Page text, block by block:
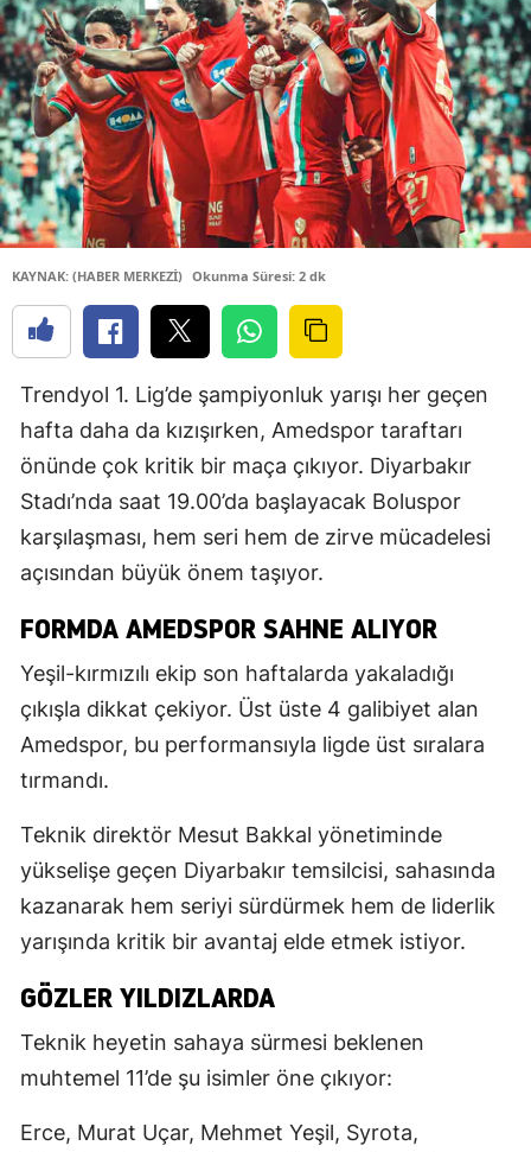
KAYNAK: (HABER MERKEZİ) Okunma Süresi: 2 dk
Trendyol 1. Lig’de şampiyonluk yarışı her geçen
hafta daha da kızışırken, Amedspor taraftarı
önünde çok kritik bir maça çıkıyor. Diyarbakır
Stadı’nda saat 19.00’da başlayacak Boluspor
karşılaşması, hem seri hem de zirve mücadelesi
açısından büyük önem taşıyor.
FORMDA AMEDSPOR SAHNE ALIYOR
Yeşil-kırmızılı ekip son haftalarda yakaladığı
çıkışla dikkat çekiyor. Üst üste 4 galibiyet alan
Amedspor, bu performansıyla ligde üst sıralara
tırmandı.
Teknik direktör Mesut Bakkal yönetiminde
yükselişe geçen Diyarbakır temsilcisi, sahasında
kazanarak hem seriyi sürdürmek hem de liderlik
yarışında kritik bir avantaj elde etmek istiyor.
GÖZLER YILDIZLARDA
Teknik heyetin sahaya sürmesi beklenen
muhtemel 11’de şu isimler öne çıkıyor:
Erce, Murat Uçar, Mehmet Yeşil, Syrota,